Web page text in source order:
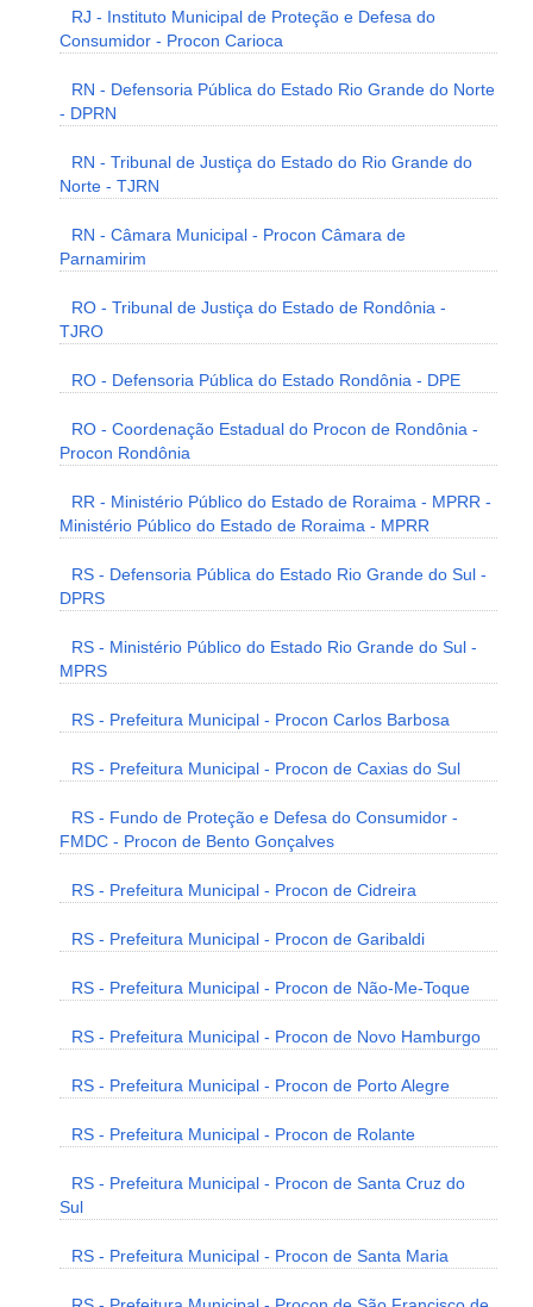
RJ - Instituto Municipal de Proteção e Defesa do
Consumidor - Procon Carioca
RN - Defensoria Pública do Estado Rio Grande do Norte
- DPRN
RN - Tribunal de Justiça do Estado do Rio Grande do
Norte - TJRN
RN - Câmara Municipal - Procon Câmara de
Parnamirim
RO - Tribunal de Justiça do Estado de Rondônia -
TJRO
RO - Defensoria Pública do Estado Rondônia - DPE
RO - Coordenação Estadual do Procon de Rondônia -
Procon Rondônia
RR - Ministério Público do Estado de Roraima - MPRR -
Ministério Público do Estado de Roraima - MPRR
RS - Defensoria Pública do Estado Rio Grande do Sul -
DPRS
RS - Ministério Público do Estado Rio Grande do Sul -
MPRS
RS - Prefeitura Municipal - Procon Carlos Barbosa
RS - Prefeitura Municipal - Procon de Caxias do Sul
RS - Fundo de Proteção e Defesa do Consumidor -
FMDC - Procon de Bento Gonçalves
RS - Prefeitura Municipal - Procon de Cidreira
RS - Prefeitura Municipal - Procon de Garibaldi
RS - Prefeitura Municipal - Procon de Não-Me-Toque
RS - Prefeitura Municipal - Procon de Novo Hamburgo
RS - Prefeitura Municipal - Procon de Porto Alegre
RS - Prefeitura Municipal - Procon de Rolante
RS - Prefeitura Municipal - Procon de Santa Cruz do
Sul
RS - Prefeitura Municipal - Procon de Santa Maria